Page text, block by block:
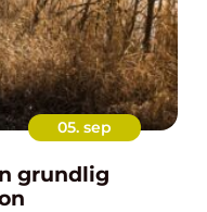
05. sep
grundlig